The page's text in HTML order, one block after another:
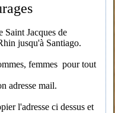
Saint Jacques de
jusqu'à Santiago.
femmes pour tout
adresse mail.
l'adresse ci dessus et